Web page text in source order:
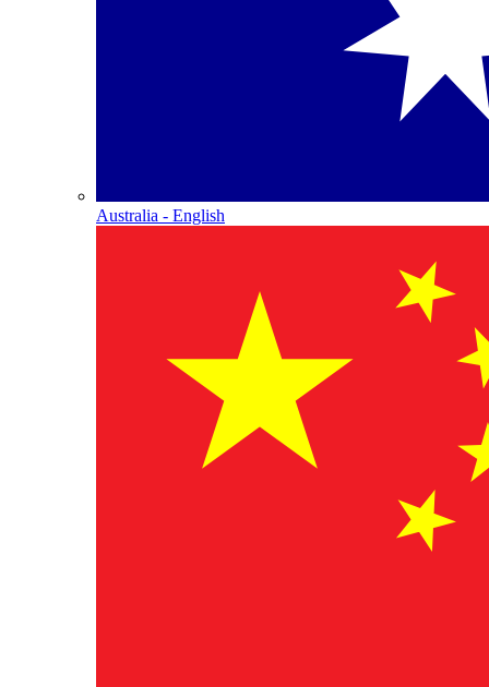
Australia - English